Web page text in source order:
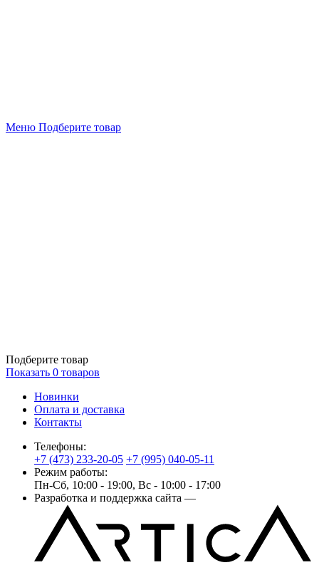
Меню Подберите товар
Подберите товар
Показать 0 товаров
Новинки
Оплата и доставка
Контакты
Телефоны:
+7 (473) 233-20-05 +7 (995) 040-05-11
Режим работы:
Пн-Сб, 10:00 - 19:00, Вс - 10:00 - 17:00
Разработка и поддержка сайта —